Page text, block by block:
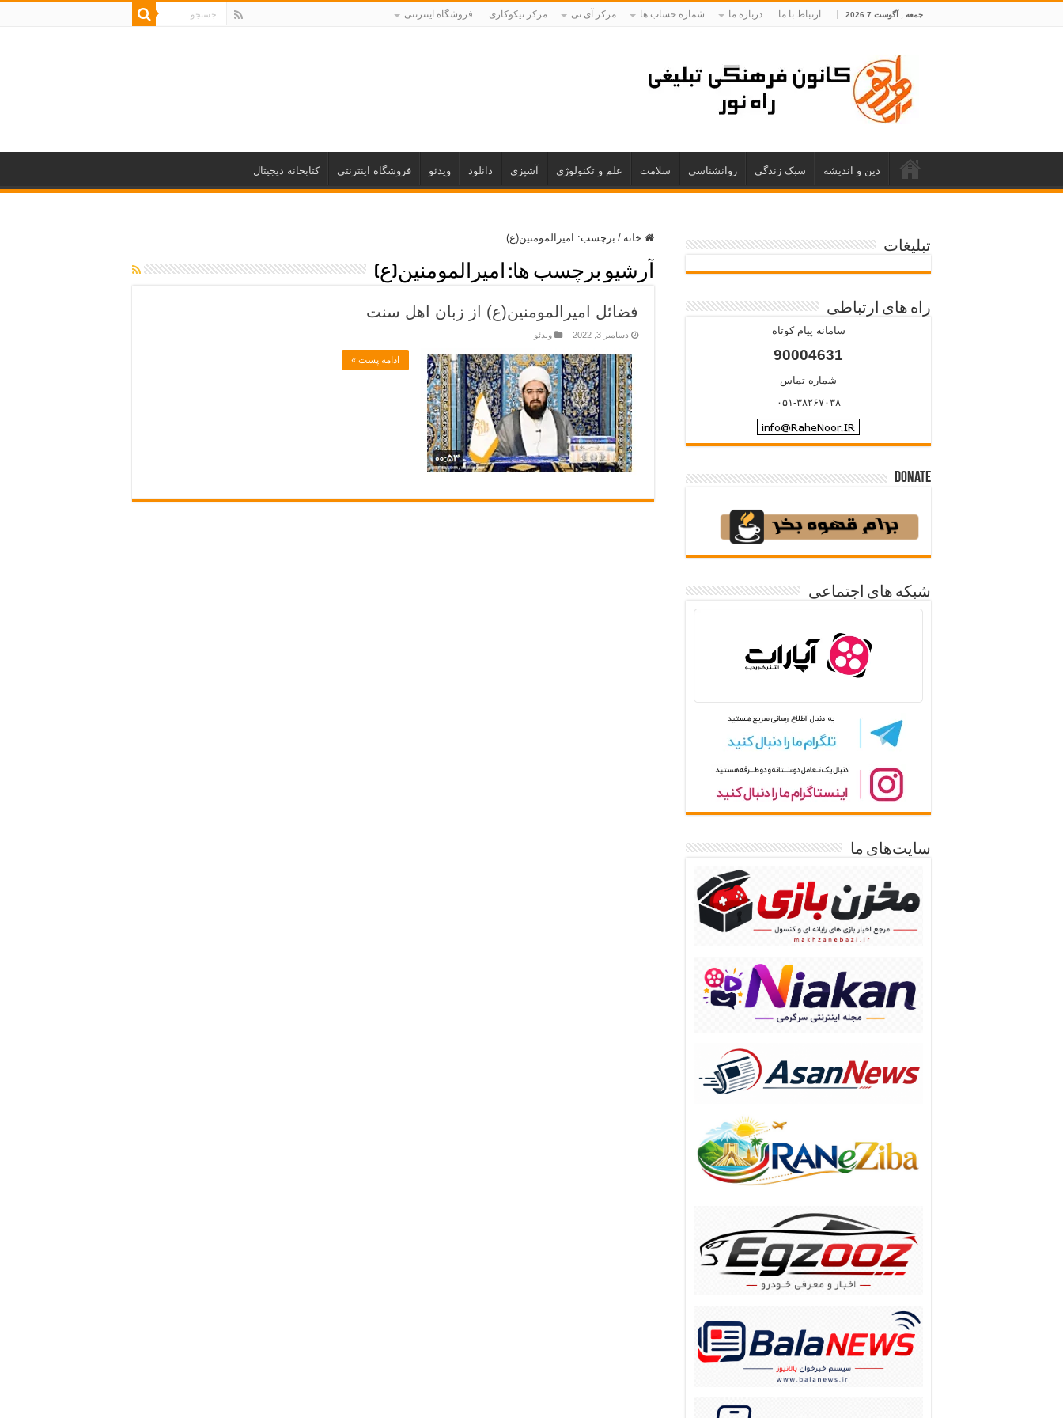
جمعه , آگوست 7 2026 ارتباط با ما درباره ما شماره حساب ها مرکز آی تی مرکز نیکوکاری فروشگاه اینترنتی
دین و اندیشه سبک زندگی روانشناسی سلامت علم و تکنولوژی آشپزی دانلود ویدئو فروشگاه اینترنتی کتابخانه دیجیتال
خانه / برچسب: امیرالمومنین(ع)
آرشیو برچسب ها: امیرالمومنین(ع)
فضائل امیرالمومنین(ع) از زبان اهل سنت
دسامبر 3, 2022 ویدئو
ادامه پست »
تبلیغات
راه های ارتباطی
سامانه پیام کوتاه
90004631
شماره تماس
۰۵۱-۳۸۲۶۷۰۳۸
Donate
شبکه های اجتماعی
سایت‌های ما